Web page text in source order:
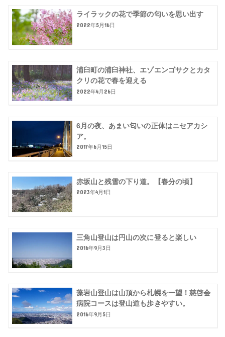
ライラックの花で季節の匂いを思い出す
2022年5月16日
浦臼町の浦臼神社、エゾエンゴサクとカタ
クリの花で春を迎える
2022年4月26日
6月の夜、あまい匂いの正体はニセアカシ
ア。
2017年6月15日
赤坂山と残雪の下り道。【春分の頃】
2023年4月1日
三角山登山は円山の次に登ると楽しい
2016年9月3日
藻岩山登山は山頂から札幌を一望！慈啓会
病院コースは登山道も歩きやすい。
2016年9月5日